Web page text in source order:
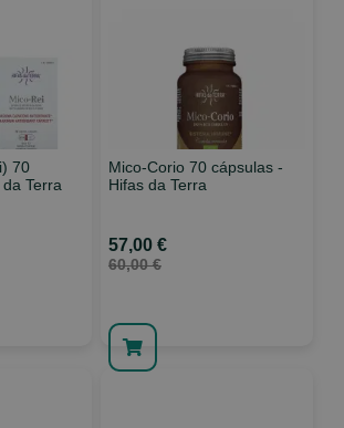
70
Terra
Mico-Corio 70 cápsulas -
Hifas da Terra
57,00 €
60,00 €